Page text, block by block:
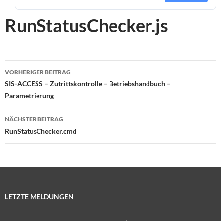
RunStatusChecker.js
Beitragsnavigation
VORHERIGER BEITRAG
SIS-ACCESS – Zutrittskontrolle – Betriebshandbuch –
Parametrierung
NÄCHSTER BEITRAG
RunStatusChecker.cmd
LETZTE MELDUNGEN